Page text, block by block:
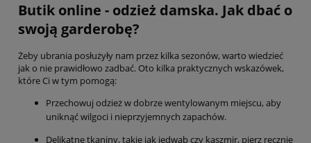
Butik online - odzież damska. Jak dbać o
swoją garderobę?
Żeby ubrania posłużyły nam przez kilka sezonów, warto wiedzieć
jak o nie prawidłowo zadbać. Oto kilka praktycznych wskazówek,
które Ci w tym pomogą:
Przechowuj odzież w dobrze wentylowanym miejscu, aby
uniknąć wilgoci i nieprzyjemnych zapachów.
Delikatne tkaniny, takie jak jedwab czy kaszmir, pierz ręcznie